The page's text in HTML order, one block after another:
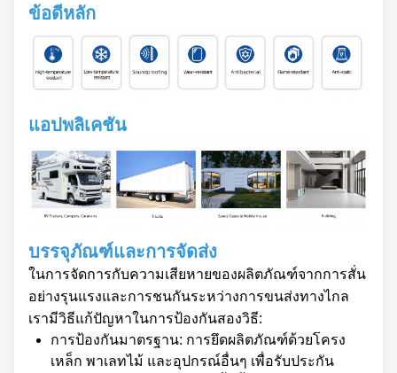
ข้อดีหลัก
แอปพลิเคชัน
บรรจุภัณฑ์และการจัดส่ง
ในการจัดการกับความเสียหายของผลิตภัณฑ์จากการสั่น
อย่างรุนแรงและการชนกันระหว่างการขนส่งทางไกล
เรามีวิธีแก้ปัญหาในการป้องกันสองวิธี:
การป้องกันมาตรฐาน: การยึดผลิตภัณฑ์ด้วยโครง
เหล็ก พาเลทไม้ และอุปกรณ์อื่นๆ เพื่อรับประกัน